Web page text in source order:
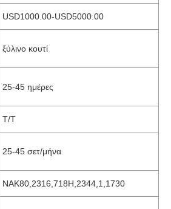
USD1000.00-USD5000.00
ξύλινο κουτί
25-45 ημέρες
T/T
25-45 σετ/μήνα
NAK80,2316,718H,2344,1,1730